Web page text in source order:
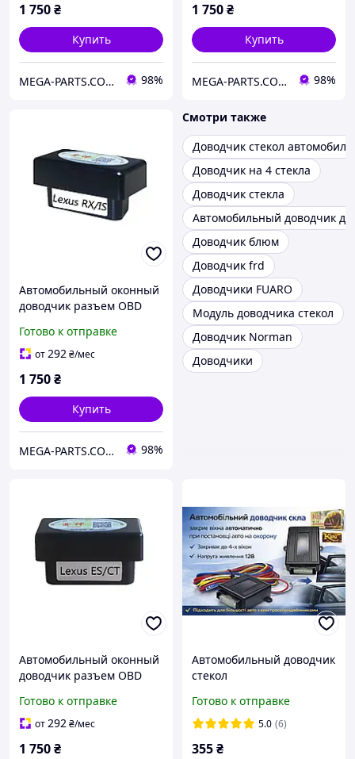
1 750₴
Купить
MEGA-PARTS.COM.UA 98%
1 750₴
Купить
MEGA-PARTS.COM.UA 98%
Автомобильный оконный
доводчик разъем OBD
автомобилей Lexus RX/IS
2010-2016
Готово к отправке
от292₴/мес
1 750₴
Купить
MEGA-PARTS.COM.UA 98%
Смотри также
Доводчик стекол автомобиля
Доводчик на 4 стекла
Доводчик стекла
Автомобильный доводчик
Доводчик блюм
Доводчик frd
Доводчики FUARO
Модуль доводчика стекол
Доводчик Norman
Доводчики
Автомобильный оконный
доводчик разъем OBD
автомобилей Lexus ES/CT
2010-2016
Готово к отправке
от292₴/мес
1 750₴
Автомобильный доводчик
стекол
Готово к отправке
5.0 (6)
355₴